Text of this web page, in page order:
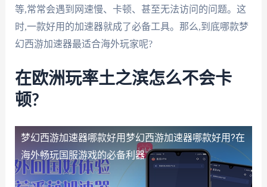
等,常常会遇到网速慢、卡顿、甚至无法访问的问题。这
时,一款好用的加速器就成了必备工具。那么,到底哪款梦
幻西游加速器最适合海外玩家呢?
在欧洲玩率土之滨怎么不会卡
顿?
梦幻西游加速器哪款好用 梦幻西游加速器哪款好用?在
海外畅玩国服游戏的必备利器